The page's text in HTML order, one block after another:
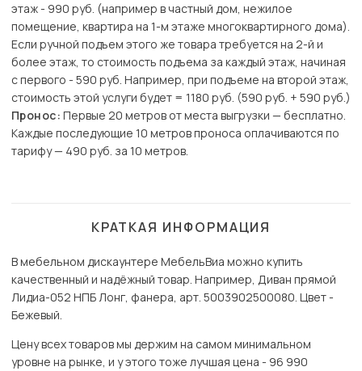
этаж - 990 руб. (например в частный дом, нежилое
помещение, квартира на 1-м этаже многоквартирного дома).
Если ручной подъем этого же товара требуется на 2-й и
более этаж, то стоимость подъема за каждый этаж, начиная
с первого - 590 руб. Например, при подъеме на второй этаж,
стоимость этой услуги будет = 1180 руб. (590 руб. + 590 руб.)
Пронос: Первые 20 метров от места выгрузки — бесплатно.
Каждые последующие 10 метров проноса оплачиваются по
тарифу — 490 руб. за 10 метров.
КРАТКАЯ ИНФОРМАЦИЯ
В мебельном дискаунтере МебельВиа можно купить
качественный и надёжный товар. Например, Диван прямой
Лидиа-052 НПБ Лонг, фанера, арт. 5003902500080. Цвет -
Бежевый.
Цену всех товаров мы держим на самом минимальном
уровне на рынке, и у этого тоже лучшая цена - 96 990